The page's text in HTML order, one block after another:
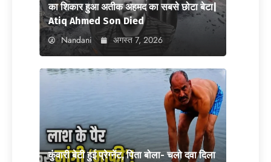
का शिकार हुआ अतीक अहमद का सबसे छोटा बेटा|
Atiq Ahmed Son Died
Nandani अगस्त 7, 2026
कुंवारी बेटी हुई प्रेग्नेंट, पिता बोला- चलो दवा दिला